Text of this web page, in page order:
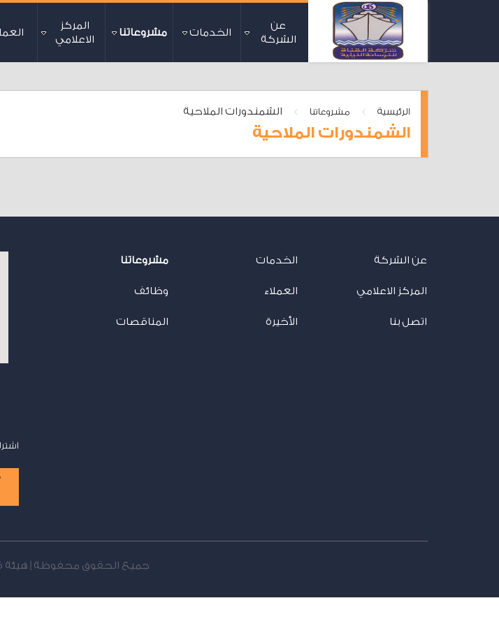
عن
الشركة
الخدمات مشروعاتنا
المركز
الاعلامي
الرئيسية > مشروعاتنا > الشمندورات الملاحية
الشمندورات الملاحية
عن الشركة الخدمات مشروعاتنا
المركز الاعلامي العملاء وظائف
اتصل بنا الأخيرة المناقصات
جميع الحقوق محفوظة | هيئة